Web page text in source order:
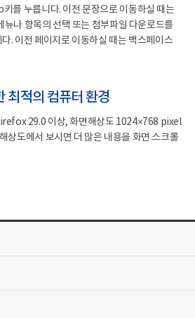
를 누릅니다. 이전 문장으로 이동하실 때는
나 항목의 선택 또는 첨부파일 다운로드를
. 이전 페이지로 이동하실 때는 백스페이스
최적의 컴퓨터 환경
29.0 이상, 화면해상도 1024×768 pixel
상도에서 보시면 더 많은 내용을 화면 스크롤